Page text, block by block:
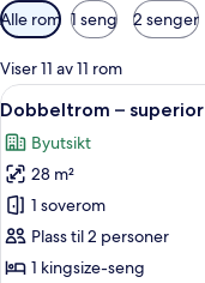
Tilgjengelige
filtre
for
rom
Alle rom 1 seng 2 senger
Viser 11 av 11 rom
Åpne
alle
bildene
av
Dobbeltrom
–
superior
6
Dobbeltrom – superior
Byutsikt
28 m²
1 soverom
Plass til 2 personer
1 kingsize-seng